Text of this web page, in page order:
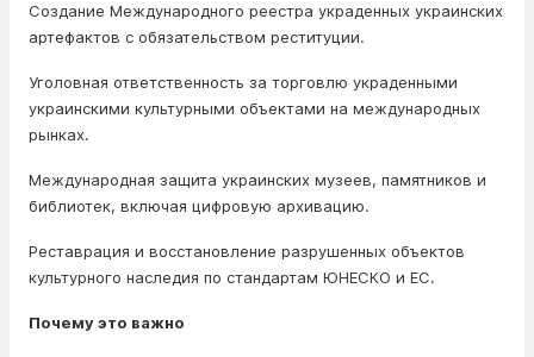
Создание Международного реестра украденных украинских
артефактов с обязательством реституции.
Уголовная ответственность за торговлю украденными
украинскими культурными объектами на международных
рынках.
Международная защита украинских музеев, памятников и
библиотек, включая цифровую архивацию.
Реставрация и восстановление разрушенных объектов
культурного наследия по стандартам ЮНЕСКО и ЕС.
Почему это важно